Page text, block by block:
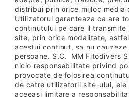
distribui prin orice mijloc media
Utilizatorul garanteaza ca are
continutului pe care il
site, prin orice modalitate,
acestui continut, sa nu
persoane. S.C. MM Fitodivers
nicio responsabilitate privind
provocate de folosirea
de catre utilizatorii site-ului, ele
aceeasi limitare a